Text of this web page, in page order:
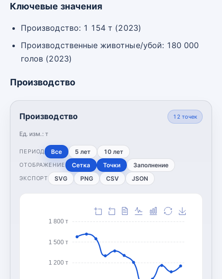
Ключевые значения
Производство: 1 154 т (2023)
Производственные животные/убой: 180 000
голов (2023)
Производство
Производство
Ед. изм.: т
12 точек
ПЕРИОД Все 5 лет 10 лет
ОТОБРАЖЕНИЕ Сетка Точки Заполнение
ЭКСПОРТ SVG PNG CSV JSON
1 200 т
1 500 т
1 800 т